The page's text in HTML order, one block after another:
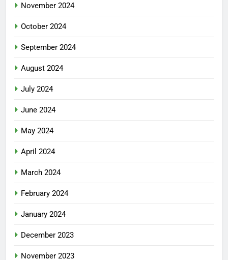
November 2024
October 2024
September 2024
August 2024
July 2024
June 2024
May 2024
April 2024
March 2024
February 2024
January 2024
December 2023
November 2023